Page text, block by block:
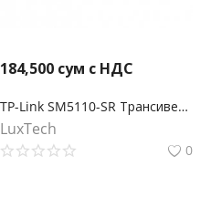
184,500 сум с НДС
TP-Link SM5110-SR Трансивер 10GBase-SR SFP+ LC
LuxTech
0